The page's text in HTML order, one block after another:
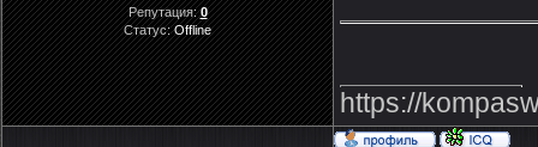
Репутация:0
Статус:Offline
https://